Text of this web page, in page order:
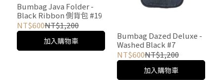
Bumbag Java Folder -
Black Ribbon 側背包 #19
NT$600NT$1,200
加入購物車
Bumbag Dazed Deluxe -
Washed Black #7
NT$600NT$1,200
加入購物車